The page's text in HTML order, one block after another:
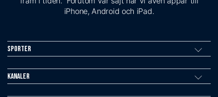
iPhone, Android och iPad.
Sporter
Kanaler